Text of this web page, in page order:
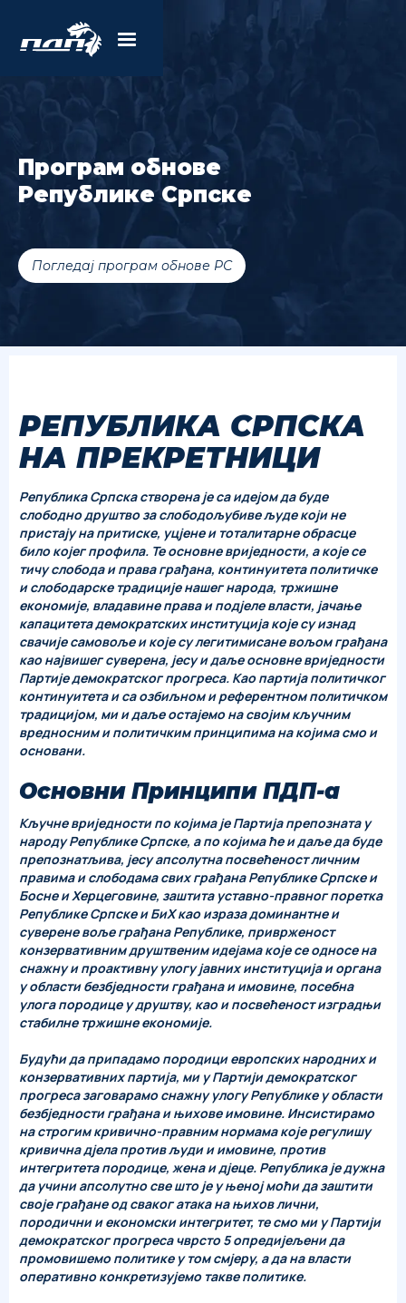
Програм обнове
Републике Српске
Погледај програм обнове РС
РЕПУБЛИКА СРПСКА
НА ПРЕКРЕТНИЦИ
Република Српска створена је са идејом да буде
слободно друштво за слободољубиве људе који не
пристају на притиске, уцјене и тоталитарне обрасце
било којег профила. Те основне вриједности, а које се
тичу слобода и права грађана, континуитета политичке
и слободарске традиције нашег народа, тржишне
економије, владавине права и подјеле власти, јачање
капацитета демократских институција које су изнад
свачије самовоље и које су легитимисане вољом грађана
као највишег суверена, јесу и даље основне вриједности
Партије демократског прогреса. Као партија политичког
континуитета и са озбиљном и референтном политичком
традицијом, ми и даље остајемо на својим кључним
вредносним и политичким принципима на којима смо и
основани.
Основни Принципи ПДП-а
Кључне вриједности по којима је Партија препозната у
народу Републике Српске, а по којима ће и даље да буде
препознатљива, јесу апсолутна посвећеност личним
правима и слободама свих грађана Републике Српске и
Босне и Херцеговине, заштита уставно-правног поретка
Републике Српске и БиХ као израза доминантне и
суверене воље грађана Републике, приврженост
конзервативним друштвеним идејама које се односе на
снажну и проактивну улогу јавних институција и органа
у области безбједности грађана и имовине, посебна
улога породице у друштву, као и посвећеност изградњи
стабилне тржишне економије.
Будући да припадамо породици европских народних и
конзервативних партија, ми у Партији демократског
прогреса заговарамо снажну улогу Републике у области
безбједности грађана и њихове имовине. Инсистирамо
на строгим кривично-правним нормама које регулишу
кривична дјела против људи и имовине, против
интегритета породице, жена и дјеце. Република је дужна
да учини апсолутно све што је у њеној моћи да заштити
своје грађане од сваког атака на њихов лични,
породични и економски интегритет, те смо ми у Партији
демократског прогреса чврсто 5 опредијељени да
промовишемо политике у том смјеру, а да на власти
оперативно конкретизујемо такве политике.